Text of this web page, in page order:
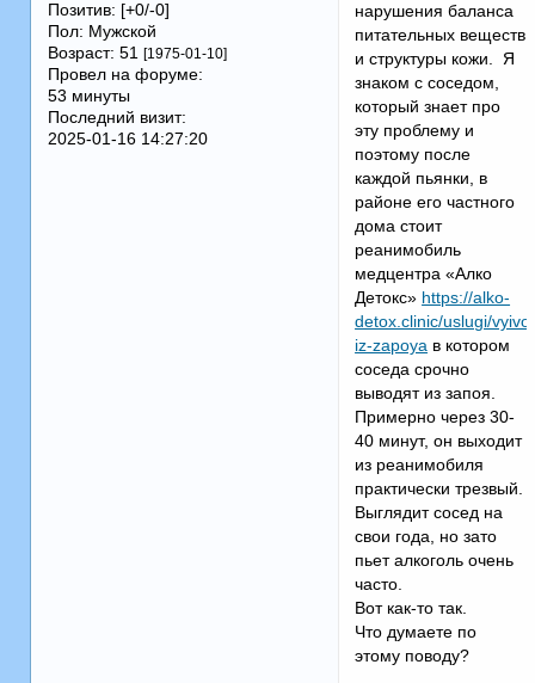
Позитив: [+0/-0]
Пол: Мужской
Возраст: 51 [1975-01-10]
Провел на форуме:
53 минуты
Последний визит:
2025-01-16 14:27:20
нарушения баланса
питательных веществ
и структуры кожи. Я
знаком с соседом,
который знает про
эту проблему и
поэтому после
каждой пьянки, в
районе его частного
дома стоит
реанимобиль
медцентра «Алко
Детокс» https://alko-
detox.clinic/uslugi/
iz-zapoya в котором
соседа срочно
выводят из запоя.
Примерно через 30-
40 минут, он выходит
из реанимобиля
практически трезвый.
Выглядит сосед на
свои года, но зато
пьет алкоголь очень
часто.
Вот как-то так.
Что думаете по
этому поводу?